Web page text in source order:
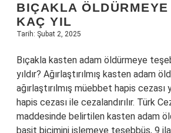
BIÇAKLA
KAÇ YIL
Tarih: Şubat 2, 2025
Bıçakla kasten adam öldürmeye
yıldır? Ağırlaştırılmış kasten adam
ağırlaştırılmış müebbet hapis cezası
hapis cezası ile cezalandırılır. Türk
maddesinde belirtilen kasten adam
basit biçimini işlemeye teşebbüs, 9 ila